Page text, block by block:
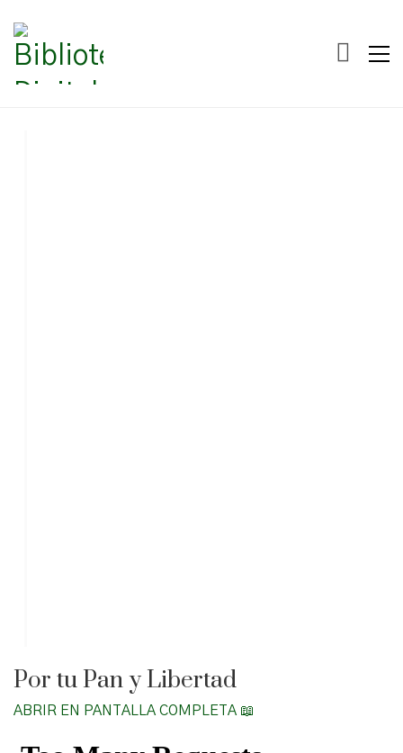
Por tu Pan y Libertad
ABRIR EN PANTALLA COMPLETA 📖